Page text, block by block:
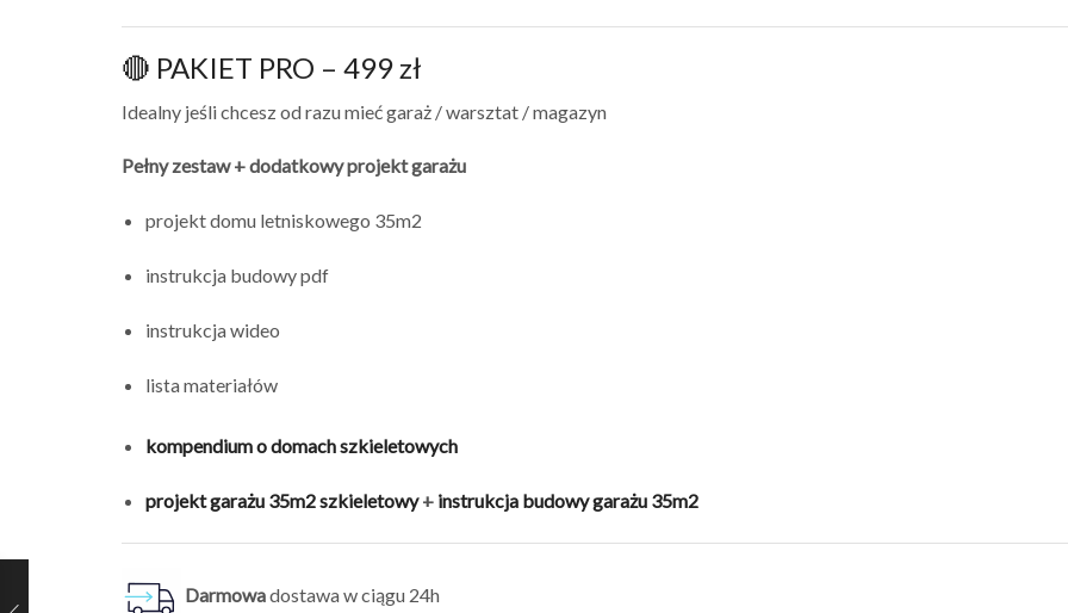
🔴 PAKIET PRO – 499 zł
Idealny jeśli chcesz od razu mieć garaż / warsztat / magazyn
Pełny zestaw + dodatkowy projekt garażu
projekt domu letniskowego 35m2
instrukcja budowy pdf
instrukcja wideo
lista materiałów
kompendium o domach szkieletowych
projekt garażu 35m2 szkieletowy+ instrukcja budowy garażu 35m2
Darmowadostawa w ciągu 24h